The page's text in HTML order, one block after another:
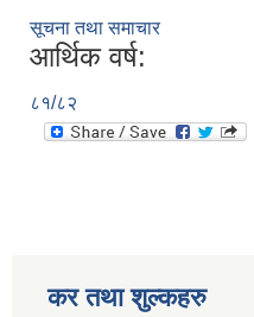
सूचना तथा समाचार
आर्थिक वर्ष:
८१/८२
कर तथा शुल्कहरु